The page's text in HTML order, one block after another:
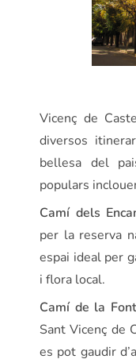
Vicenç de
diversos
bellesa del
populars
Camí dels
per la reserva
espai ideal per
i flora local.
Camí de la
Sant Vicenç de
es pot gaudir